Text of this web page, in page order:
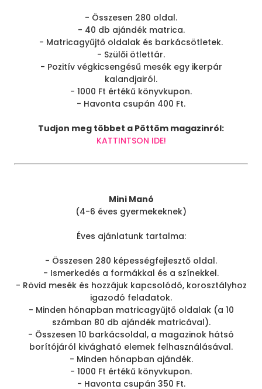
- Összesen 280 oldal.
- 40 db ajándék matrica.
- Matricagyűjtő oldalak és barkácsötletek.
- Szülői ötlettár.
- Pozitív végkicsengésű mesék egy ikerpár
kalandjairól.
- 1000 Ft értékű könyvkupon.
- Havonta csupán 400 Ft.
Tudjon meg többet a Pöttöm magazinról:
KATTINTSON IDE!
Mini Manó
(4-6 éves gyermekeknek)
Éves ajánlatunk tartalma:
- Összesen 280 képességfejlesztő oldal.
- Ismerkedés a formákkal és a színekkel.
- Rövid mesék és hozzájuk kapcsolódó, korosztályhoz
igazodó feladatok.
- Minden hónapban matricagyűjtő oldalak (a 10
számban 80 db ajándék matricával).
- Összesen 10 barkácsoldal, a magazinok hátsó
borítójáról kivágható elemek felhasználásával.
- Minden hónapban ajándék.
- 1000 Ft értékű könyvkupon.
- Havonta csupán 350 Ft.